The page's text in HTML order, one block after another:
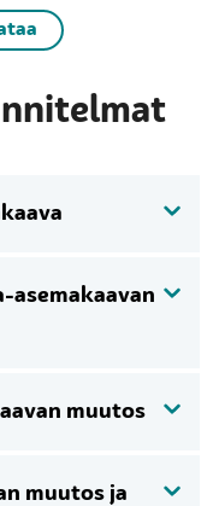
asemakaavan
muutos
muutos ja